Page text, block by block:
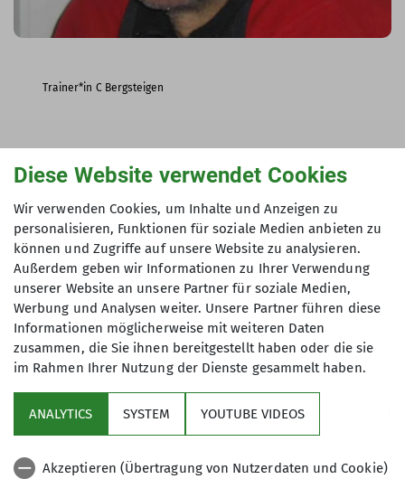
Trainer*in C Bergsteigen
Adi Wunderlich
Service
Diese Website verwendet Cookies
Wir verwenden Cookies, um Inhalte und Anzeigen zu
personalisieren, Funktionen für soziale Medien anbieten zu
können und Zugriffe auf unsere Website zu analysieren.
Außerdem geben wir Informationen zu Ihrer Verwendung
unserer Website an unsere Partner für soziale Medien,
Werbung und Analysen weiter. Unsere Partner führen diese
Informationen möglicherweise mit weiteren Daten
zusammen, die Sie ihnen bereitgestellt haben oder die sie
im Rahmen Ihrer Nutzung der Dienste gesammelt haben.
ANALYTICS SYSTEM YOUTUBE VIDEOS
Akzeptieren (Übertragung von Nutzerdaten und Cookie)